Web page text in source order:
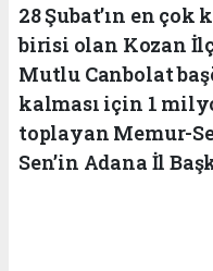
28 Şubat’ın en
birisi olan Kozan
Mutlu Canbolat
kalması için 1
toplayan Memur-
Sen’in Adana İl